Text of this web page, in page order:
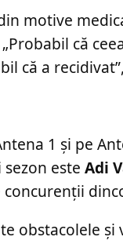
motive
că
că a
1 și pe
este Adi
obstacolele